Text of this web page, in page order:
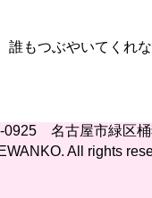
誰もつぶやいてくれ
名古屋市緑区桶
All rights